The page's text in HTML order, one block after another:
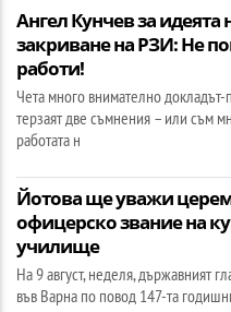
Ангел Кунчев за
закриване на РЗИ: Не
работи!
Чета много внимателно
терзаят две съмнения – или съм
работата н
Йотова ще уважи
офицерско звание на
училище
На 9 август, неделя, държавният
във Варна по повод 147-та